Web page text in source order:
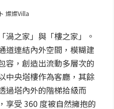
燦燦Villa
渦之家」與「樓之家」。
道連結內外空間，模糊建
容，創造出流動多層次的
中央塔樓作為客廳，其餘
過塔內外的階梯拾級而
享受 360 度被自然擁抱的